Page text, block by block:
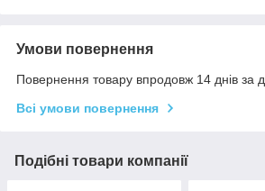
Умови повернення
Повернення товару впродовж 14 днів за
Всі умови повернення
Подібні товари компанії